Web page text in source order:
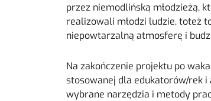
przez niemodlińską młodzieżą,
realizowali młodzi ludzie, toteż
niepowtarzalną atmosferę i
Na zakończenie projektu po
stosowanej dla edukatorów/rek i
wybrane narzędzia i metody